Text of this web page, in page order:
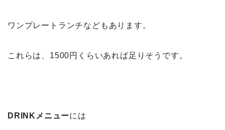
ワンプレートランチなどもあります。
これらは、 1500円 くらいあれば足りそうです。
DRINKメニューには